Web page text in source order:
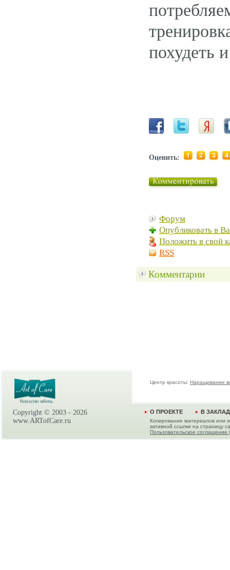
похудеть
Оценить:
Форум
Опубликовать в
Положить в свой
RSS
Комментарии
Copyright © 2003 - 2026
www.ARTofCare.ru
Центр красоты: Наращивание
О ПРОЕКТЕ В
Копирование материалов или
активной ссылки на страницу
Пользовательское